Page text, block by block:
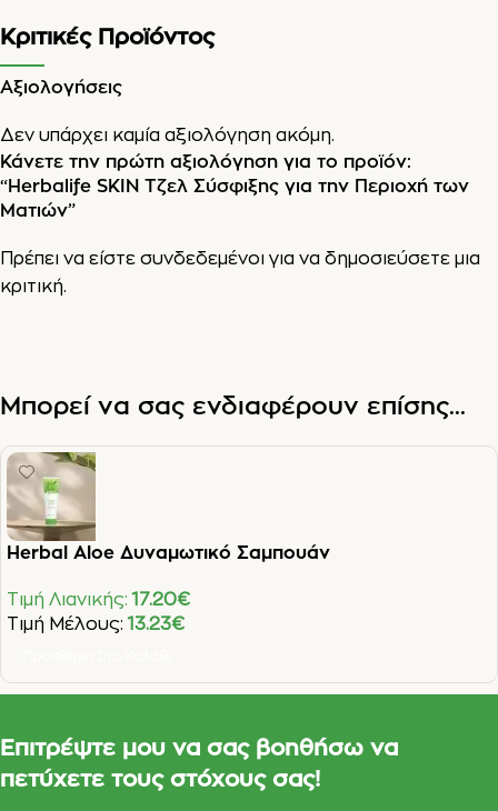
Κριτικές Προϊόντος
Αξιολογήσεις
Δεν υπάρχει καμία αξιολόγηση ακόμη.
Κάνετε την πρώτη αξιολόγηση για το προϊόν:
“Herbalife SKIN Τζελ Σύσφιξης για την Περιοχή των
Ματιών”
Πρέπει να είστε συνδεδεμένοι για να δημοσιεύσετε μια
κριτική.
Μπορεί να σας ενδιαφέρουν επίσης...
Herbal Aloe Δυναμωτικό Σαμπουάν
Τιμή Λιανικής:17.20€
Τιμή Μέλους:13.23€
Επιτρέψτε μου να σας βοηθήσω να
πετύχετε τους στόχους σας!